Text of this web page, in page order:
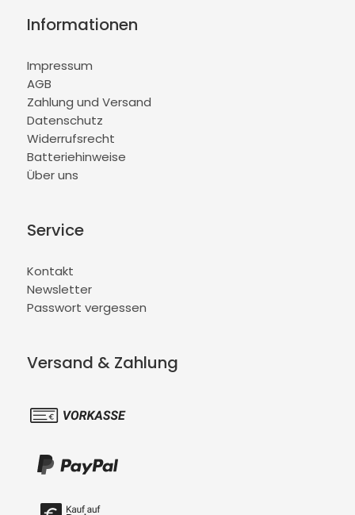
Informationen
Impressum
AGB
Zahlung und Versand
Datenschutz
Widerrufsrecht
Batteriehinweise
Über uns
Service
Kontakt
Newsletter
Passwort vergessen
Versand & Zahlung